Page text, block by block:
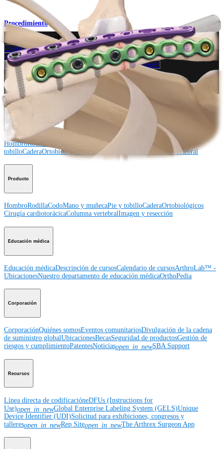
Procedimiento
¿Cómo podemos ayudarlo?
Contacte a un representante
Ver eventos, laboratorios y oportunidades educativas
Regístrese para recibir: ¿Qué hay de nuevo en Arthrex?
Conéctese con nosotros
Procedimiento
HombroRodilla Mano y muñecaPie y
tobilloCaderaOrtobiológicos Cirugía cardiotorácica Columna vertebral
Producto
HombroRodillaCodoMano y muñecaPie y tobilloCaderaOrtobiológicos
Cirugía cardiotorácicaColumna vertebralImagen y resección
Educación médica
Educación médicaDescripción de cursosCalendario de cursosArthroLab™ -
UbicacionesNuestro departamento de educación médicaOrthoPedia
Corporación
CorporaciónQuiénes somosEventos comunitariosDivulgación de la cadena
de suministro globalUbicacionesBecasSeguridad de productosGestión de
riesgos y cumplimientoPatentesNoticiasopen_in_newSBA Support
Recursos
Línea directa de codificacióneDFUs (Instructions for
Use)open_in_newGlobal Enterprise Labeling System (GELS)Unique
Device Identifier (UDI)Solicitud para exhibiciones, congresos y
talleresopen_in_newRep Siteopen_in_newThe Arthrex Surgeon App